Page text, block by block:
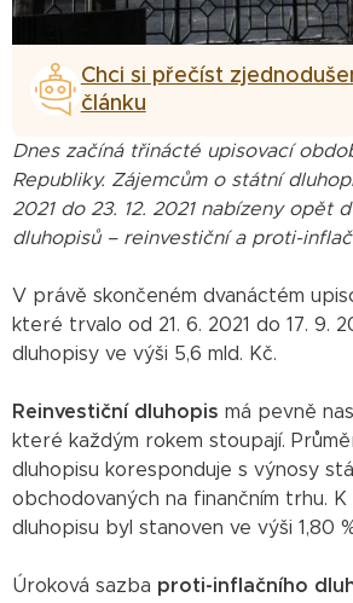
Chci si přečíst
článku
Dnes začíná třinácté upisovací
Republiky. Zájemcům o státní
2021 do 23. 12. 2021 nabízeny opět
dluhopisů – reinvestiční a proti-
V právě skončeném dvanáctém
které trvalo od 21. 6. 2021 do 17. 9.
dluhopisy ve výši 5,6 mld. Kč.
Reinvestiční dluhopis má pevně
které každým rokem stoupají.
dluhopisu koresponduje s výnosy
obchodovaných na finančním trhu. K
dluhopisu byl stanoven ve výši 1,80
Úroková sazba proti-inflačního